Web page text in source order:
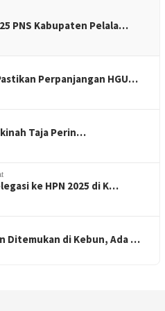
PNS Kabupaten Pelala…
Perpanjangan HGU…
Taja Perin…
ke HPN 2025 di K…
Ditemukan di Kebun, Ada …